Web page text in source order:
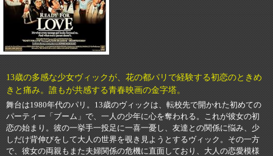
13歳の多感な少女ヴィックが、花の都パリで経験する初恋のときめ
きと痛み。誰もが共感する青春映画の金字塔。
舞台は1980年代のパリ。13歳のヴィックは、転校先で開かれた初めての
パーティー「ブーム」で、一人の少年に心を奪われる。これが彼女の初
恋の始まり。彼の一挙手一投足に一喜一憂し、友達との関係に悩み、少
しだけ背伸びをして大人の世界を覗き見ようとするヴィック。その一方
で、彼女の両親もまた夫婦関係の危機に直面しており、大人の恋愛模様